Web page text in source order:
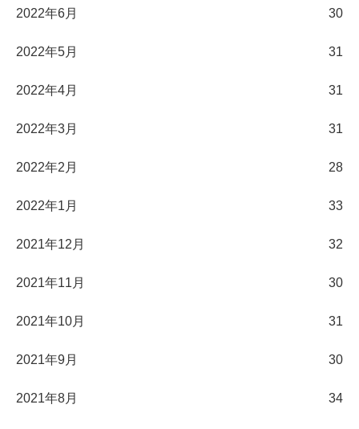
2022年6月 30
2022年5月 31
2022年4月 31
2022年3月 31
2022年2月 28
2022年1月 33
2021年12月 32
2021年11月 30
2021年10月 31
2021年9月 30
2021年8月 34